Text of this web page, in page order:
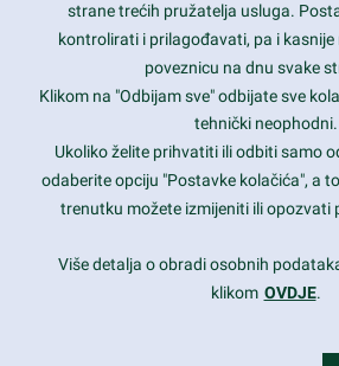
1600 Amphitheatre Parkway, Mountain
prothemes.net@gmail.com
Daily: 9:00 am - 6:00 pm
Sunday: Closed
Copyright 2017FRESHFACE© All Rights
strane trećih pružatelja usluga.
kontrolirati i prilagođavati, pa i kasnije
poveznicu na dnu svake
Klikom na "Odbijam sve" odbijate sve
tehnički neophodni.
Ukoliko želite prihvatiti ili odbiti samo
odaberite opciju "Postavke kolačića", a
trenutku možete izmijeniti ili opozvati
Više detalja o obradi osobnih
klikom OVDJE.